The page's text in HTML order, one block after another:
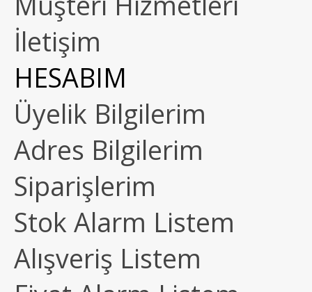
İletişim
HESABIM
Üyelik Bilgilerim
Adres Bilgilerim
Siparişlerim
Stok Alarm Listem
Alışveriş Listem